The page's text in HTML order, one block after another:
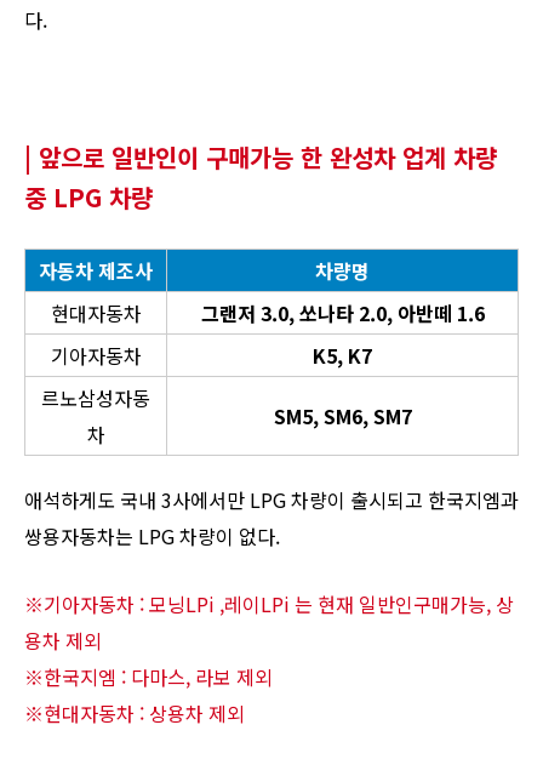
다.
| 앞으로 일반인이 구매가능 한 완성차 업계 차량
중 LPG 차량
자동차 제조사
차량명
현대자동차
그랜저 3.0, 쏘나타 2.0, 아반떼 1.6
기아자동차
K5, K7
르노삼성자동
차
SM5, SM6, SM7
애석하게도 국내 3사에서만 LPG 차량이 출시되고 한국지엠과
쌍용자동차는 LPG 차량이 없다.
※기아자동차 : 모닝LPi ,레이LPi 는 현재 일반인구매가능, 상
용차 제외
※한국지엠 : 다마스, 라보 제외
※현대자동차 : 상용차 제외